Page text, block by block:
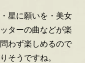
星に願いを・美女
ターの曲などが楽
わず楽しめるので
そうですね。